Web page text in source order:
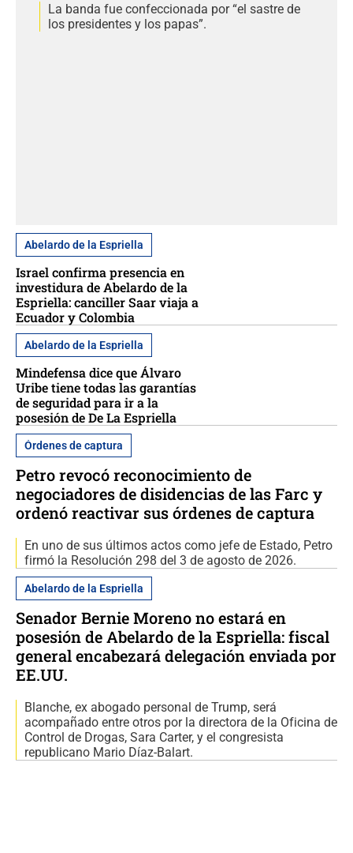
La banda fue confeccionada por “el sastre de
los presidentes y los papas”.
Abelardo de la Espriella
Israel confirma presencia en
investidura de Abelardo de la
Espriella: canciller Saar viaja a
Ecuador y Colombia
Abelardo de la Espriella
Mindefensa dice que Álvaro
Uribe tiene todas las garantías
de seguridad para ir a la
posesión de De La Espriella
Órdenes de captura
Petro revocó reconocimiento de
negociadores de disidencias de las Farc y
ordenó reactivar sus órdenes de captura
En uno de sus últimos actos como jefe de Estado, Petro
firmó la Resolución 298 del 3 de agosto de 2026.
Abelardo de la Espriella
Senador Bernie Moreno no estará en
posesión de Abelardo de la Espriella: fiscal
general encabezará delegación enviada por
EE.UU.
Blanche, ex abogado personal de Trump, será
acompañado entre otros por la directora de la Oficina de
Control de Drogas, Sara Carter, y el congresista
republicano Mario Díaz-Balart.